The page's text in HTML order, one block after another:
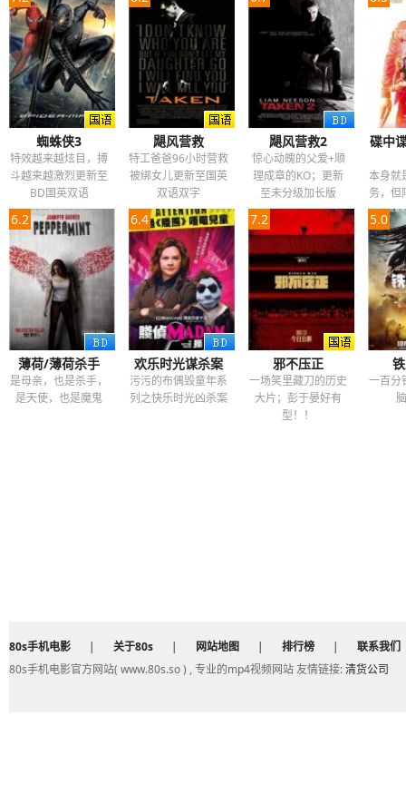
蜘蛛侠3
特效越来越炫目，搏
斗越来越激烈更新至
BD国英双语
飓风营救
特工爸爸96小时营救
被绑女儿更新至国英
双语双字
飓风营救2
惊心动魄的父爱+顺
理成章的KO；更新
至未分级加长版
碟中
本身就
务，但
6.2
薄荷/薄荷杀手
是母亲，也是杀手，
是天使，也是魔鬼
6.4
欢乐时光谋杀案
污污的布偶毁童年系
列之快乐时光凶杀案
7.2
邪不压正
一场笑里藏刀的历史
大片；彭于晏好有
型！！
5.0
一百分
80s手机电影 | 关于80s | 网站地图 | 排行榜 |
联系我们
80s手机电影官方网站( www.80s.so ) , 专业的mp4视频网站 友情链接:清货公司